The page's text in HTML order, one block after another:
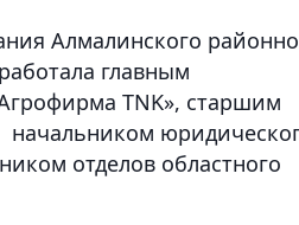
Алмалинского
главным
TNK», старшим
начальником
отделов областного